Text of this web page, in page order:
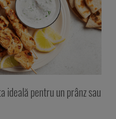
ideală pentru un prânz sau